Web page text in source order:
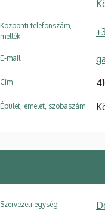
Központi telefonszám,
mellék
E-mail
Cím
Épület, emelet, szobaszám
Szervezeti egység